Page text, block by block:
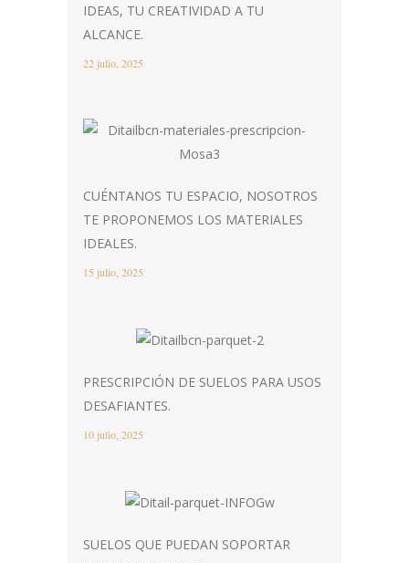
IDEAS, TU CREATIVIDAD A TU
ALCANCE.
22 julio, 2025
CUÉNTANOS TU ESPACIO, NOSOTROS
TE PROPONEMOS LOS MATERIALES
IDEALES.
15 julio, 2025
PRESCRIPCIÓN DE SUELOS PARA USOS
DESAFIANTES.
10 julio, 2025
SUELOS QUE PUEDAN SOPORTAR